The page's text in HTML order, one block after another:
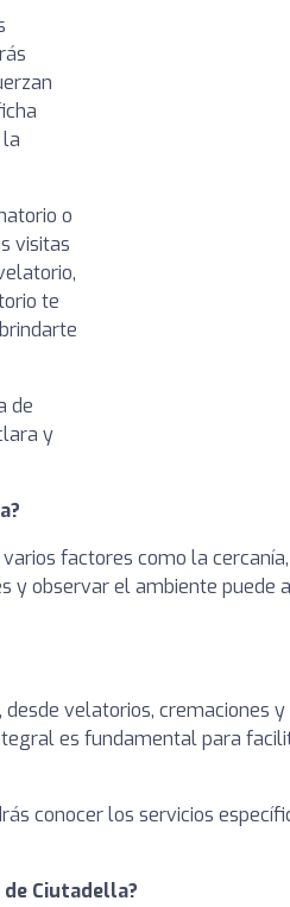
o
visitas
te
de
y
factores como la
y observar el ambiente
velatorios,
es fundamental para
conocer los servicios
Ciutadella?